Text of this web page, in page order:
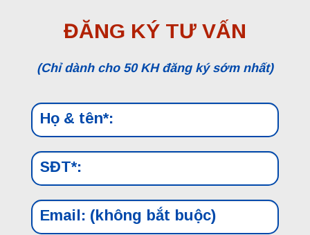
ĐĂNG KÝ TƯ VẤN
(Chỉ dành cho 50 KH đăng ký sớm nhất)